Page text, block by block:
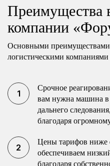
Преимущества
компании
Основными
логистическими компаниями
Срочное
вам нужна машина в
дальнего
благодаря
Цены тарифов
обеспечиваем
благодаря